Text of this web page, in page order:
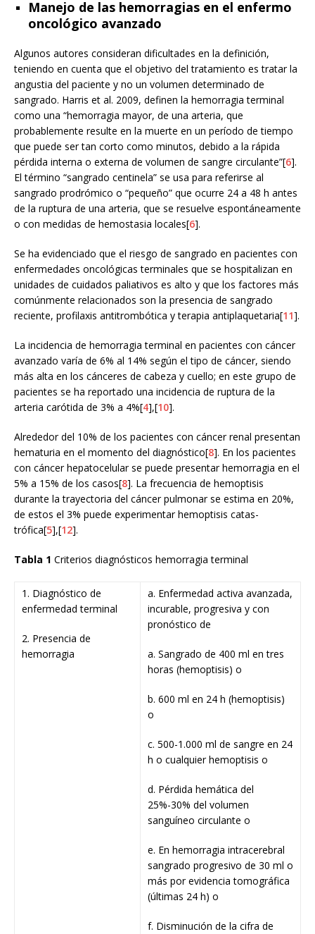
Manejo de las hemorragias en el enfermo
oncológico avanzado
Algunos autores consideran dificultades en la definición,
teniendo en cuenta que el objetivo del tratamiento es tratar la
angustia del paciente y no un volumen determinado de
sangrado. Harris et al. 2009, definen la hemorragia terminal
como una “hemorragia mayor, de una arteria, que
probablemente resulte en la muerte en un período de tiempo
que puede ser tan corto como minutos, debido a la rápida
pérdida interna o externa de volumen de sangre circulante”[6].
El término “sangrado centinela” se usa para referirse al
sangrado prodrómico o “pequeño” que ocurre 24 a 48 h antes
de la ruptura de una arteria, que se resuelve espontáneamente
o con medidas de hemostasia locales[6].
Se ha evidenciado que el riesgo de sangrado en pacientes con
enfermedades oncológicas terminales que se hospitalizan en
unidades de cuidados paliativos es alto y que los factores más
comúnmente relacionados son la presencia de sangrado
reciente, profilaxis antitrombótica y terapia antiplaquetaria[11].
La incidencia de hemorragia terminal en pacientes con cáncer
avanzado varía de 6% al 14% según el tipo de cáncer, siendo
más alta en los cánceres de cabeza y cuello; en este grupo de
pacientes se ha reportado una incidencia de ruptura de la
arteria carótida de 3% a 4%[4],[10].
Alrededor del 10% de los pacientes con cáncer renal presentan
hematuria en el momento del diagnóstico[8]. En los pacientes
con cáncer hepatocelular se puede presentar hemorragia en el
5% a 15% de los casos[8]. La frecuencia de hemoptisis
durante la trayectoria del cáncer pulmonar se estima en 20%,
de estos el 3% puede experimentar hemoptisis catas-
trófica[5],[12].
Tabla 1 Criterios diagnósticos hemorragia terminal
1. Diagnóstico de
enfermedad terminal
2. Presencia de
hemorragia
a. Enfermedad activa avanzada,
incurable, progresiva y con
pronóstico de
a. Sangrado de 400 ml en tres
horas (hemoptisis) o
b. 600 ml en 24 h (hemoptisis)
o
c. 500-1.000 ml de sangre en 24
h o cualquier hemoptisis o
d. Pérdida hemática del
25%-30% del volumen
sanguíneo circulante o
e. En hemorragia intracerebral
sangrado progresivo de 30 ml o
más por evidencia tomográfica
(últimas 24 h) o
f. Disminución de la cifra de